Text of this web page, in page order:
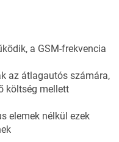
a GSM-frekvencia
az átlagautós számára,
költség mellett
elemek nélkül ezek